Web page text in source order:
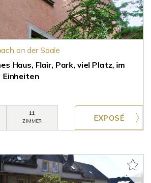
an der Saale
Haus, Flair, Park, viel Platz, im
Einheiten
11
ZIMMER